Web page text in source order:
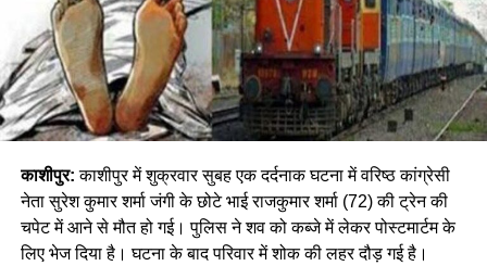
काशीपुर: काशीपुर में शुक्रवार सुबह एक दर्दनाक घटना में वरिष्ठ कांग्रेसी
नेता सुरेश कुमार शर्मा जंगी के छोटे भाई राजकुमार शर्मा (72) की ट्रेन की
चपेट में आने से मौत हो गई। पुलिस ने शव को कब्जे में लेकर पोस्टमार्टम के
लिए भेज दिया है। घटना के बाद परिवार में शोक की लहर दौड़ गई है।